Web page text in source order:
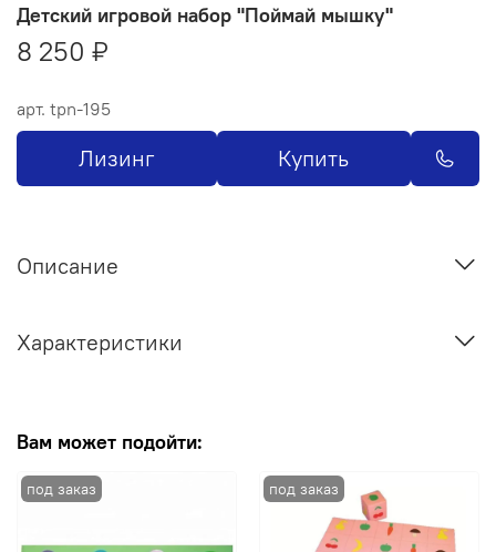
арт. tpn-195
Детский игровой набор "Поймай мышку"
8 250 ₽
Лизинг Купить
Описание
Характеристики
Вам может подойти: